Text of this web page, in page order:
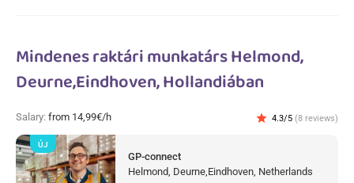
Mindenes raktári munkatárs Helmond,
Deurne,Eindhoven, Hollandiában
Salary: from 14,99€/h star 4.3/5 (8 reviews)
GP-connect
Helmond, Deurne,Eindhoven, Netherlands
ÚJ